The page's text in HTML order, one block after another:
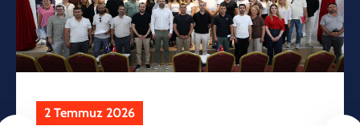
2 Temmuz 2026